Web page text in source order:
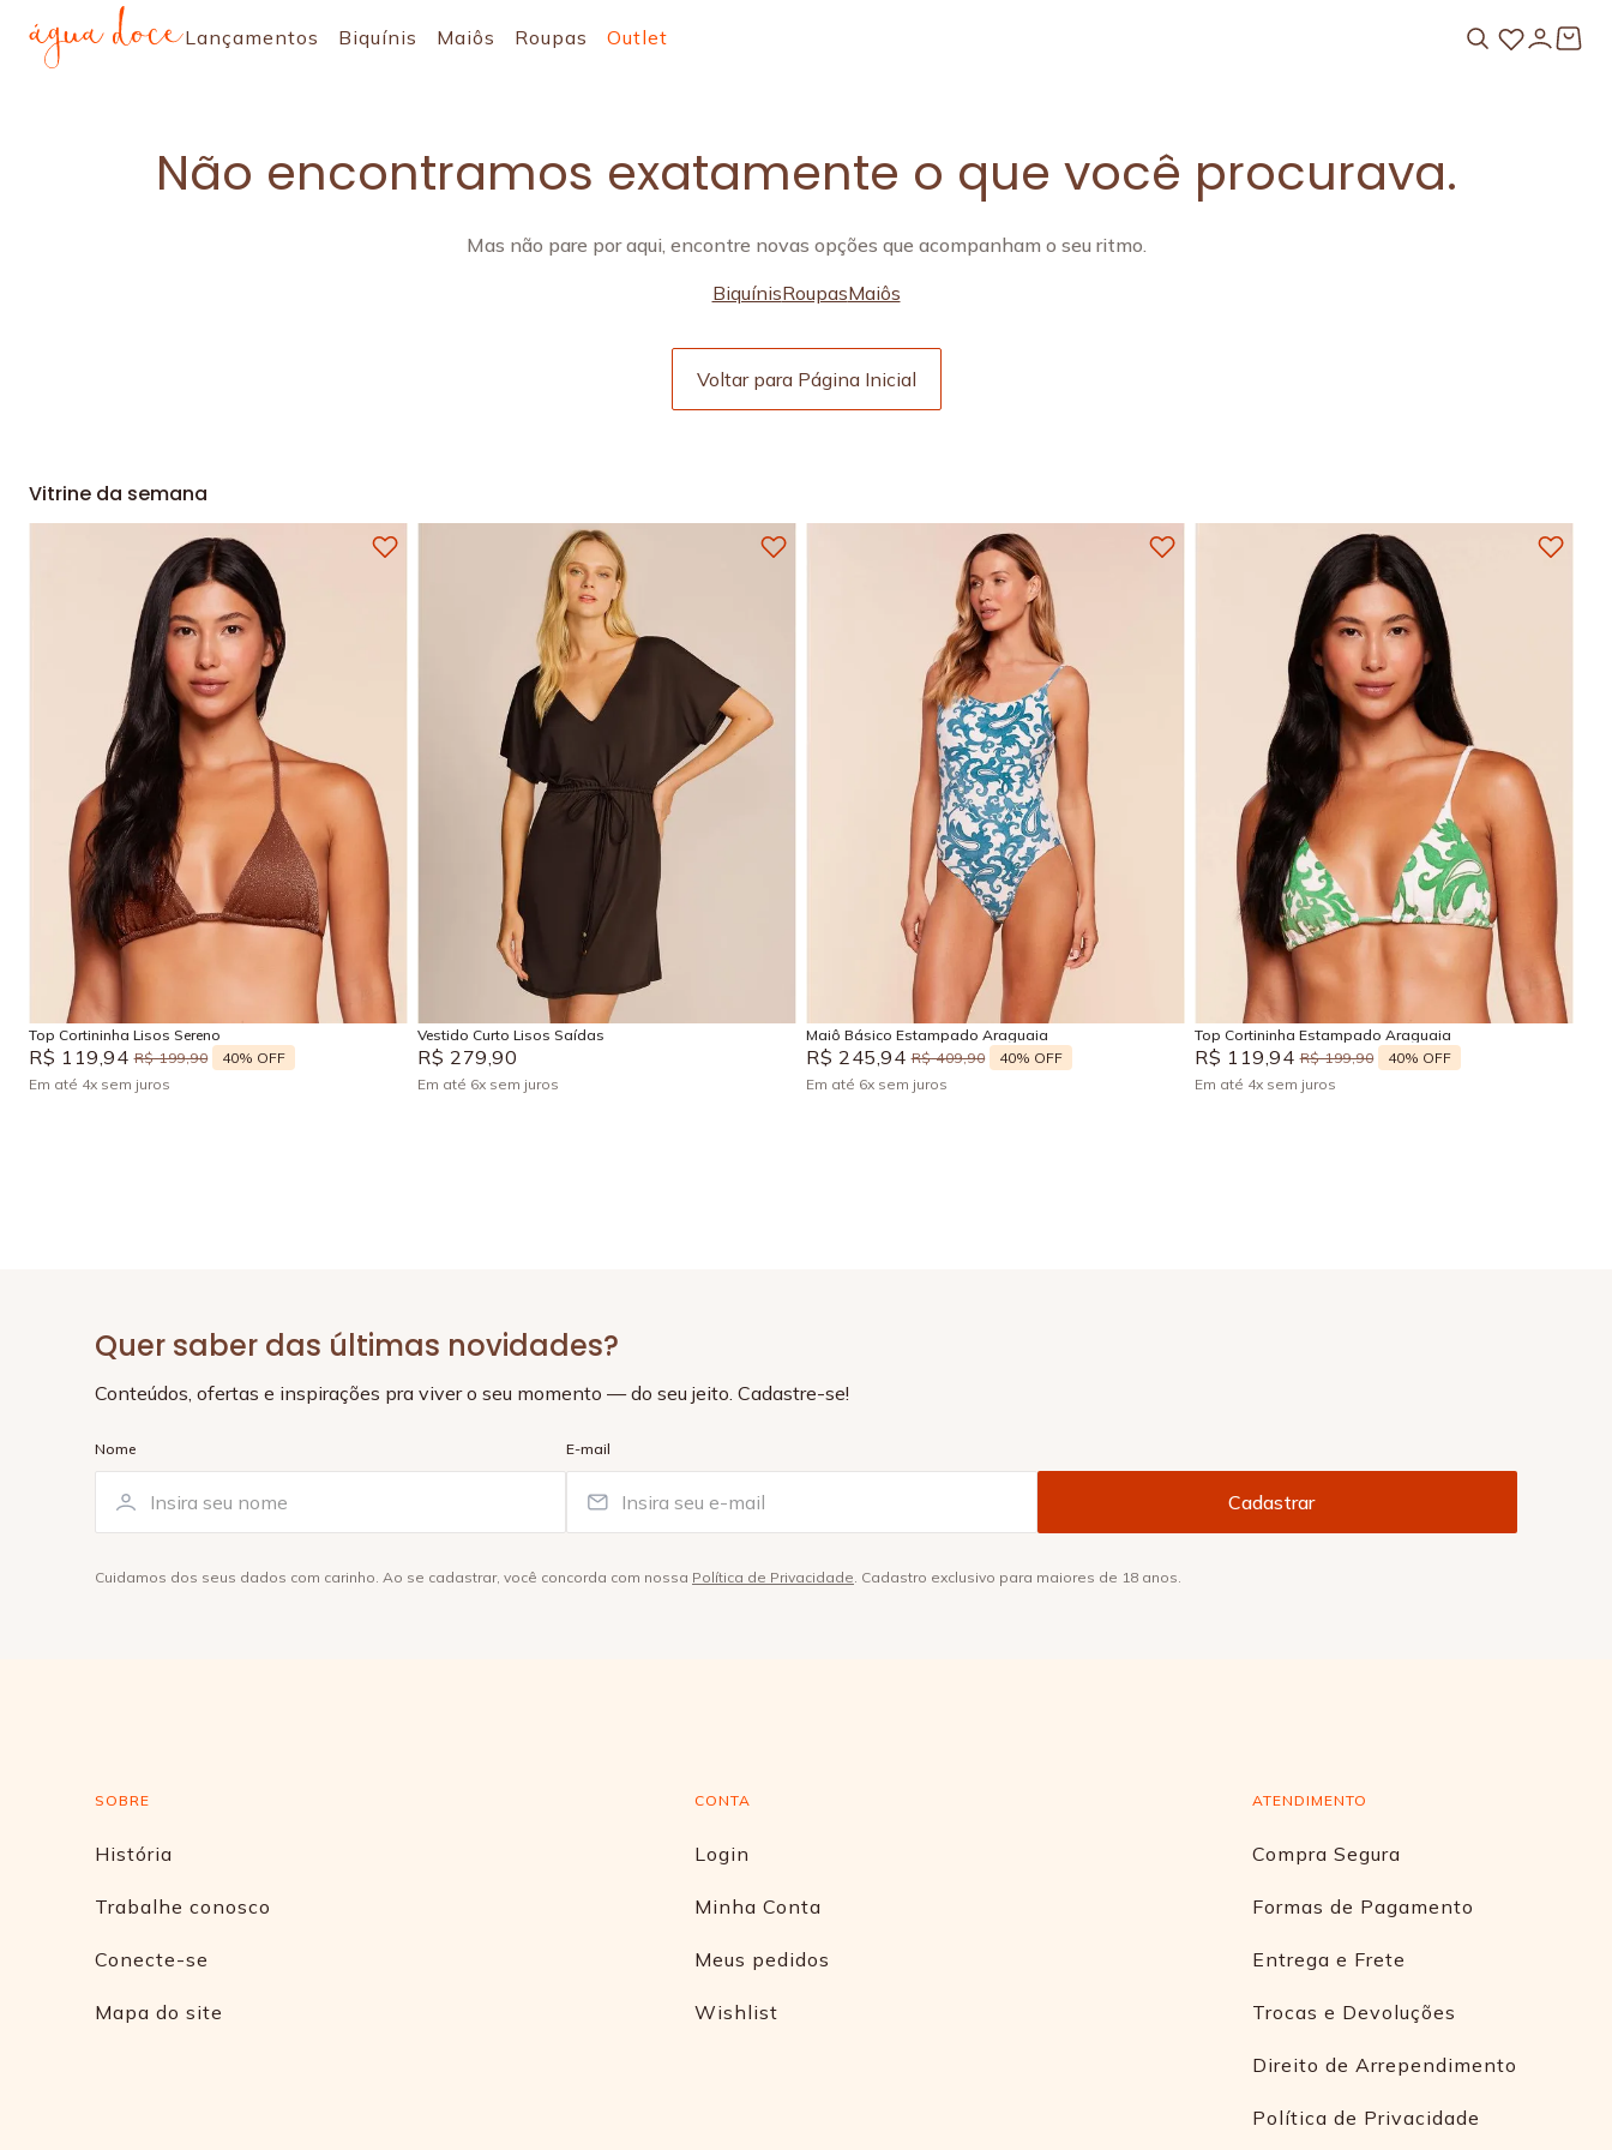
Lançamentos Biquínis Maiôs Roupas Outlet
Não encontramos exatamente o que você procurava.
Mas não pare por aqui, encontre novas opções que acompanham o seu ritmo.
BiquínisRoupasMaiôs
Voltar para Página Inicial
Vitrine da semana
M G GG
Top Cortininha Lisos Sereno
R$ 119,94 R$ 199,90 40% OFF
Em até 4x sem juros
P
Adicionar na sacola
Vestido Curto Lisos Saídas
R$ 279,90
Em até 6x sem juros
G GG
Adicionar na sacola
Maiô Básico Estampado Araguaia
R$ 245,94 R$ 409,90 40% OFF
Em até 6x sem juros
M G GG
Adicionar na sacola
Top Cortininha Estampado Araguaia
R$ 119,94 R$ 199,90 40% OFF
Em até 4x sem juros
Quer saber das últimas novidades?
Conteúdos, ofertas e inspirações pra viver o seu momento — do seu jeito. Cadastre-se!
Nome E-mail
Cuidamos dos seus dados com carinho. Ao se cadastrar, você concorda com nossa Política de Privacidade. Cadastro exclusivo para maiores de 18 anos.
SOBRE
História
Trabalhe conosco
Conecte-se
Mapa do site
CONTA
Login
Minha Conta
Meus pedidos
Wishlist
ATENDIMENTO
Compra Segura
Formas de Pagamento
Entrega e Frete
Trocas e Devoluções
Direito de Arrependimento
Política de Privacidade